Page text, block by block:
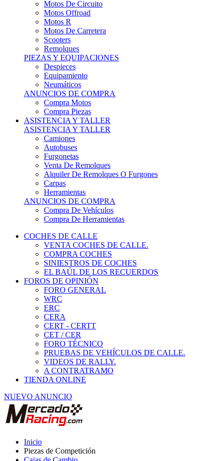
Motos R
Motos De Carretera
Scooters
Remolques
PIEZAS Y EQUIPACIONES
Despieces
Equipamiento
Neumáticos
ANUNCIOS DE COMPRA
Compra Motos
Compra Piezas
ASISTENCIA Y TALLER
ASISTENCIA Y TALLER
Camiones
Autobuses
Furgonetas
Venta De Remolques
Alquiler De Remolques O Furgones
Carpas
Herramientas
ANUNCIOS DE COMPRA
Compra De Vehículos
Compra De Herramientas
COCHES DE CALLE
VENTA COCHES DE CALLE.
COMPRA COCHES
SINIESTROS DE COCHES
EL BAÚL DE LOS RECUERDOS
FOROS DE OPINIÓN
FORO GENERAL
WRC
ERC
CERA
CERT - CERTT
CET / CER
FORO TÉCNICO
PRUEBAS DE VEHÍCULOS DE CALLE.
VIDEOS DE RALLY.
A CONTRATRAMO
TIENDA ONLINE
NUEVO ANUNCIO
Piezas de Competición
Cajas de Cambio
Timoneria cambio satchell peugeot 206 gti rc